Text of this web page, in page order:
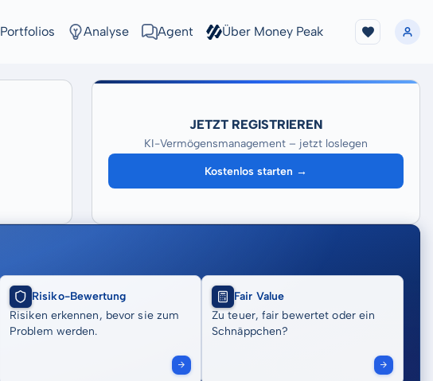
Portfolios Analyse Agent Über Money Peak
JETZT REGISTRIEREN
KI-Vermögensmanagement – jetzt loslegen
Kostenlos starten →
Risiko-Bewertung
Risiken erkennen, bevor sie zum
Problem werden.
Fair Value
Zu teuer, fair bewertet oder ein
Schnäppchen?